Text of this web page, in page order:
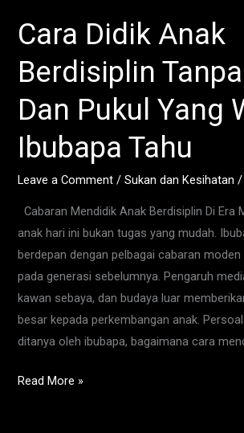
Cara Didik Anak
Berdisiplin
Dan Pukul Yang
Ibubapa Tahu
Leave a Comment /Sukan dan Kesihatan
Cabaran Mendidik Anak Berdisiplin Di Era
anak hari ini bukan tugas yang mudah.
berdepan dengan pelbagai cabaran
pada generasi sebelumnya. Pengaruh
kawan sebaya, dan budaya luar
besar kepada perkembangan anak.
ditanya oleh ibubapa, bagaimana cara
Cara
Didik
Anak
Tanpa
Marah
Dan
Pukul
Wajib
Ibubapa
Tahu
Read More »